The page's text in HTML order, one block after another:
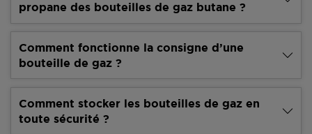
propane des bouteilles de gaz butane ?
Comment fonctionne la consigne d’une
bouteille de gaz ?
Comment stocker les bouteilles de gaz en
toute sécurité ?